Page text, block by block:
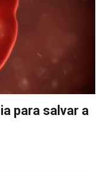
para salvar a